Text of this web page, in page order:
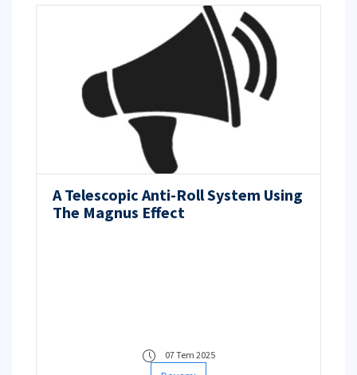
A Telescopic Anti-Roll System Using
The Magnus Effect
07 Tem 2025